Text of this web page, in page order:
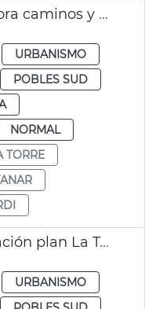
Adjudicación obras mejora caminos y calles afectadas dana la Torre
URBANISMO
POBLES SUD
NORMAL
TORRE
JGL Exposición modificación plan La Torre aparcamientos altura
URBANISMO